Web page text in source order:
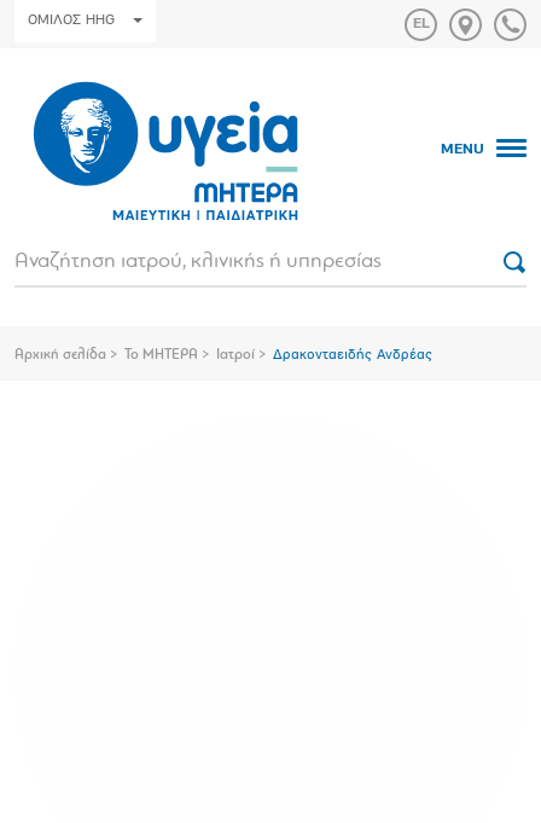
ΟΜΙΛΟΣ HHG
MENU
Αρχική σελίδα Το ΜΗΤΕΡΑ Ιατροί Δρακονταειδής Ανδρέας